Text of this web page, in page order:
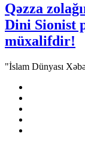
Qəzza
Dini Sionist
müxalifdir!
"İslam Dünyası